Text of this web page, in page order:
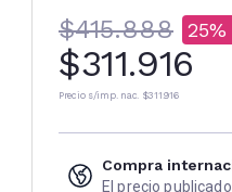
$415.888 25
$311.916
Precio s/imp. nac. $311.916
Compra
El precio